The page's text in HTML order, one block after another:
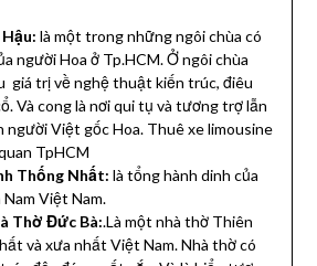
là một trong những ngôi chùa có
người Hoa ở Tp.HCM. Ở ngôi chùa
giá trị về nghệ thuật kiến trúc, điêu
Và cong là nơi qui tụ và tương trợ lẫn
người Việt gốc Hoa. Thuê xe limousine
TpHCM
Thống Nhất: là tổng hành dinh của
Nam Việt Nam.
Thờ Đức Bà:.Là một nhà thờ Thiên
và xưa nhất Việt Nam. Nhà thờ có